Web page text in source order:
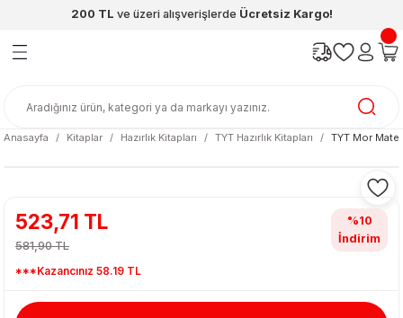
200 TL ve üzeri alışverişlerde Ücretsiz Kargo!
Geri Dön
Geri Dön
Geri Dön
Geri Dön
Geri Dön
Geri Dön
Anasayfa
Kitaplar Hazırlık Kitapları TYT Hazırlık Kitapları TYT Mor
523,71 TL
581,90 TL
***Kazancınız 58.19 TL
%10
İndirim